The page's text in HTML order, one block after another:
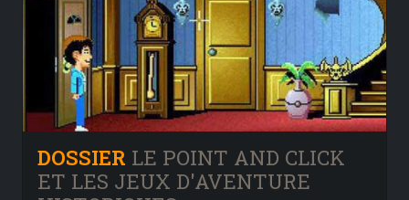
DOSSIER LE POINT AND CLICK
ET LES JEUX D'AVENTURE